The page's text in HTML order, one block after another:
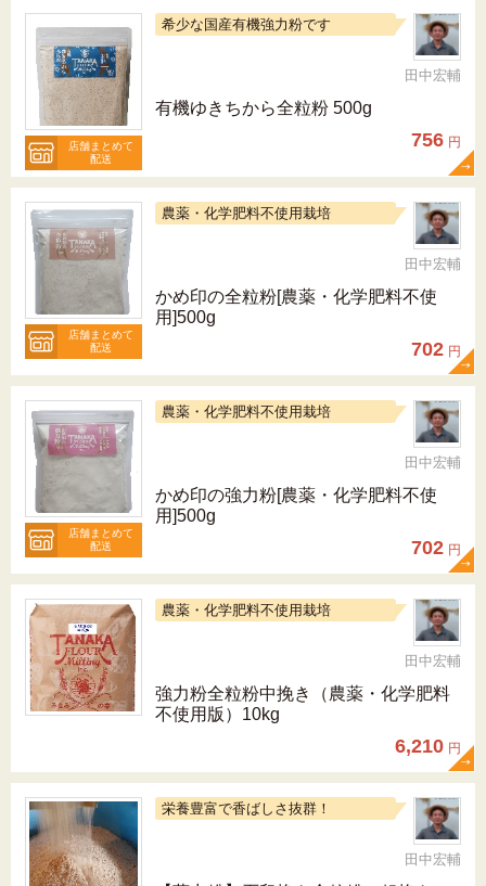
店舗まとめて
配送
希少な国産有機強力粉です
田中宏輔
有機ゆきちから全粒粉 500g
756 円
店舗まとめて
配送
農薬・化学肥料不使用栽培
田中宏輔
かめ印の全粒粉[農薬・化学肥料不使
用]500g
702 円
店舗まとめて
配送
農薬・化学肥料不使用栽培
田中宏輔
かめ印の強力粉[農薬・化学肥料不使
用]500g
702 円
農薬・化学肥料不使用栽培
田中宏輔
強力粉全粒粉中挽き（農薬・化学肥料
不使用版）10kg
6,210 円
栄養豊富で香ばしさ抜群！
田中宏輔